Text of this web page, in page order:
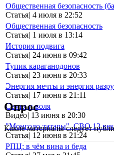
Общественная безопасность
Статья| 4 июля в 22:52
Общественная безопасность
Статья| 1 июля в 13:14
История подвига
Статья| 24 июня в 09:42
Тупик караганодонов
Статья| 23 июня в 20:33
Энергия мечты и энергия
Статья| 17 июня в 21:11
Семья и воля
Видео| 13 июня в 20:30
"Монголо-татары". СВО 13
Статья| 12 июня в 21:24
РПЦ: в чём вина и беда
Опрос
Какие материалы следует